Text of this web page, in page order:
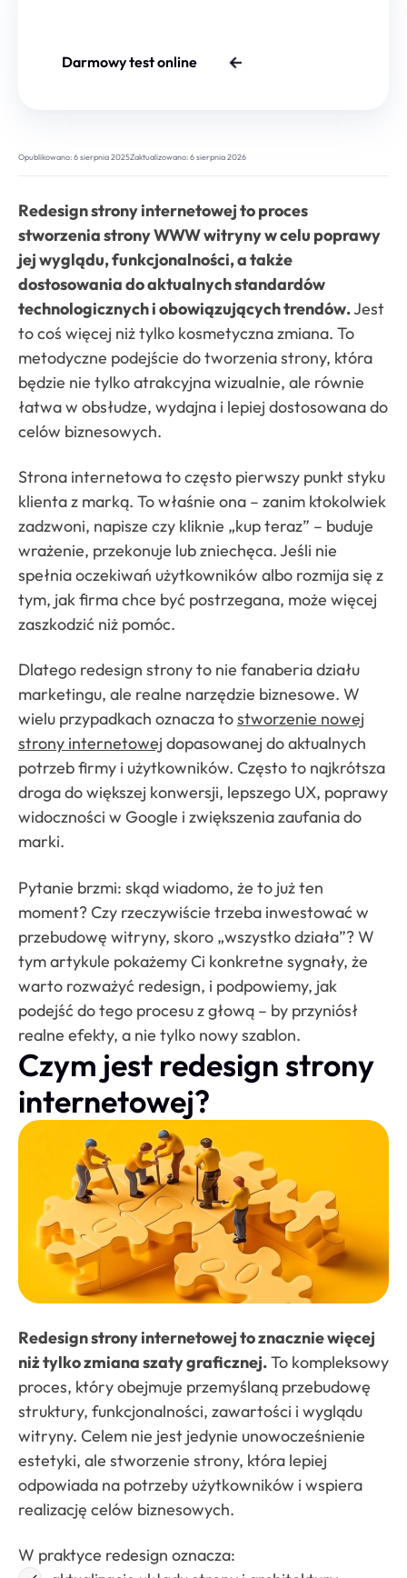
Darmowy test online
Opublikowano:6 sierpnia 2025Zaktualizowano:6 sierpnia 2026
Redesign strony internetowej to proces
stworzenia strony WWW witryny w celu poprawy
jej wyglądu, funkcjonalności, a także
dostosowania do aktualnych standardów
technologicznych i obowiązujących trendów.Jest
to coś więcej niż tylko kosmetyczna zmiana. To
metodyczne podejście do tworzenia strony, która
będzie nie tylko atrakcyjna wizualnie, ale równie
łatwa w obsłudze, wydajna i lepiej dostosowana do
celów biznesowych.
Strona internetowa to często pierwszy punkt styku
klienta z marką. To właśnie ona – zanim ktokolwiek
zadzwoni, napisze czy kliknie „kup teraz” – buduje
wrażenie, przekonuje lub zniechęca. Jeśli nie
spełnia oczekiwań użytkowników albo rozmija się z
tym, jak firma chce być postrzegana, może więcej
zaszkodzić niż pomóc.
Dlatego redesign strony to nie fanaberia działu
marketingu, ale realne narzędzie biznesowe. W
wielu przypadkach oznacza tostworzenie nowej
strony internetowej dopasowanej do aktualnych
potrzeb firmy i użytkowników. Często to najkrótsza
droga do większej konwersji, lepszego UX, poprawy
widoczności w Google i zwiększenia zaufania do
marki.
Pytanie brzmi: skąd wiadomo, że to już ten
moment? Czy rzeczywiście trzeba inwestować w
przebudowę witryny, skoro „wszystko działa”? W
tym artykule pokażemy Ci konkretne sygnały, że
warto rozważyć redesign, i podpowiemy, jak
podejść do tego procesu z głową – by przyniósł
realne efekty, a nie tylko nowy szablon.
Czym jest redesign strony
internetowej?
Redesign strony internetowej to znacznie więcej
niż tylko zmiana szaty graficznej.To kompleksowy
proces, który obejmuje przemyślaną przebudowę
struktury, funkcjonalności, zawartości i wyglądu
witryny. Celem nie jest jedynie unowocześnienie
estetyki, ale stworzenie strony, która lepiej
odpowiada na potrzeby użytkowników i wspiera
realizację celów biznesowych.
W praktyce redesign oznacza: